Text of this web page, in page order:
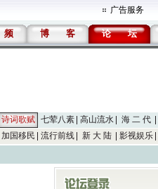
广告服务
频 博 客 论 坛
诗词歌赋 七荤八素 高山流水 海 二 代
加国移民 流行前线 新 大 陆 影视娱乐